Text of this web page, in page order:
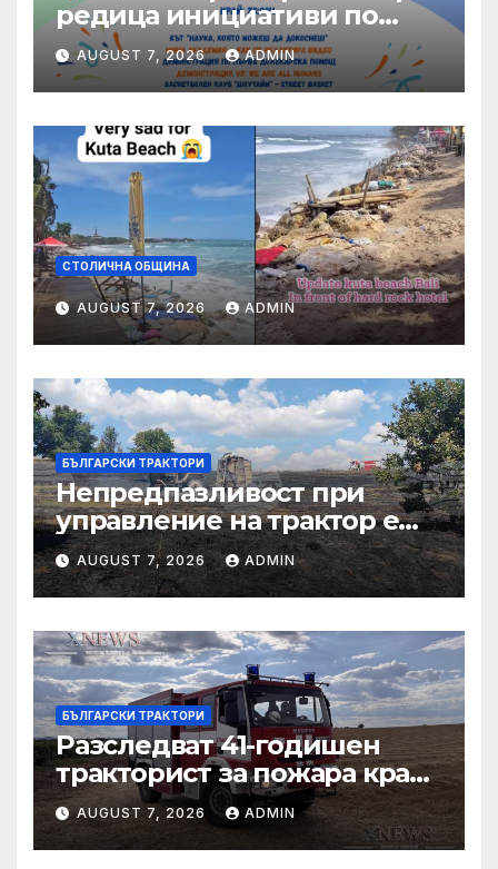
редица инициативи по
повод Международния ден
на младежта – 12 август
AUGUST 7, 2026 ADMIN
СТОЛИЧНА ОБЩИНА
AUGUST 7, 2026 ADMIN
БЪЛГАРСКИ ТРАКТОРИ
Непредпазливост при
управление на трактор е
причина за вчерашния
пожар край
тополовградското село
Българска поляна
AUGUST 7, 2026 ADMIN
БЪЛГАРСКИ ТРАКТОРИ
Разследват 41-годишен
тракторист за пожара край
Българска поляна
AUGUST 7, 2026 ADMIN